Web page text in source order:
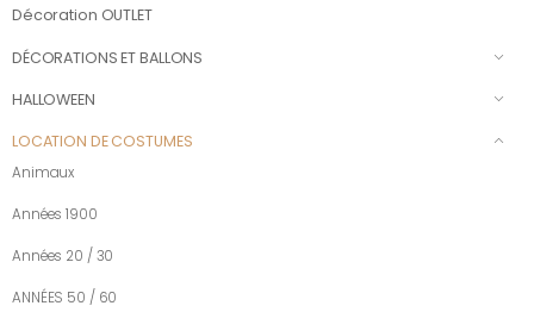
Décoration OUTLET
DÉCORATIONS ET BALLONS
HALLOWEEN
LOCATION DE COSTUMES
Animaux
Années 1900
Années 20 / 30
ANNÉES 50 / 60